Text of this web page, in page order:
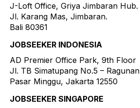
J-Loft Office, Griya Jimbaran Hub.
Jl. Karang Mas, Jimbaran.
Bali 80361
JOBSEEKER INDONESIA
AD Premier Office Park, 9th Floor
Jl. TB Simatupang No.5 – Ragunan
Pasar Minggu, Jakarta 12550
JOBSEEKER SINGAPORE